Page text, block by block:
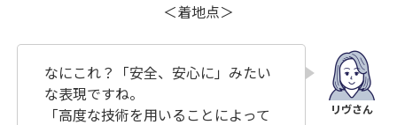
＜着地点＞
なにこれ？「安全、安心に」みたい
な表現ですね。
「高度な技術を用いることによって